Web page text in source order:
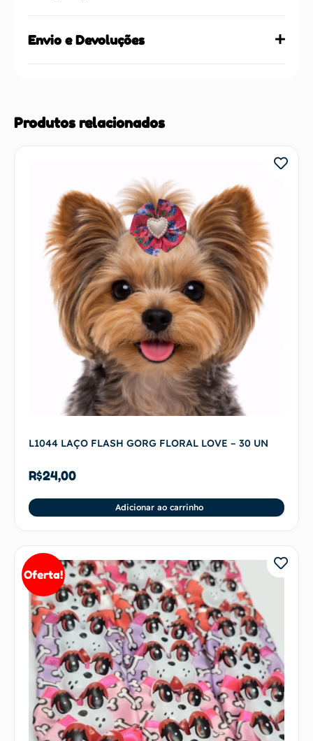
Envio e Devoluções
Produtos relacionados
L1044 LAÇO FLASH GORG FLORAL LOVE – 30 UN
R$24,00
Adicionar ao carrinho
Oferta!